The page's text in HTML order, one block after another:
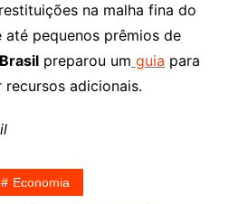
na malha fina do
até pequenos prêmios de
preparou um guia para
adicionais.
Economia